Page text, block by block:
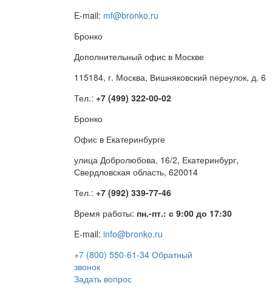
E-mail: mf@bronko.ru
Бронко
Дополнительный офис в Москве
115184, г. Москва, Вишняковский переулок, д. 6
Тел.: +7 (499) 322-00-02
Бронко
Офис в Екатеринбурге
улица Добролюбова, 16/2, Екатеринбург,
Свердловская область, 620014
Тел.: +7 (992) 339-77-46
Время работы: пн.-пт.: с 9:00 до 17:30
E-mail: info@bronko.ru
+7 (800) 550-61-34 Обратный
звонок
Задать вопрос